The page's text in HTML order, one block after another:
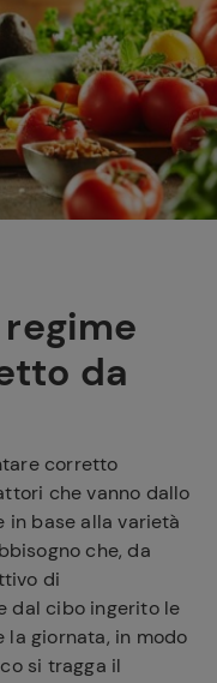
da
corretto
che vanno dallo
in base alla varietà
che, da
di
dal cibo ingerito le
la giornata, in modo
si tragga il